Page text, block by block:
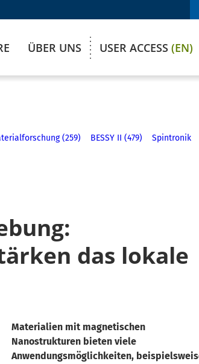
ÜBER UNS USER ACCESS (EN)
(259) BESSY II (479)
Spintronik
das lokale
Materialien mit magnetischen
Nanostrukturen bieten viele
Anwendungsmöglichkeiten,